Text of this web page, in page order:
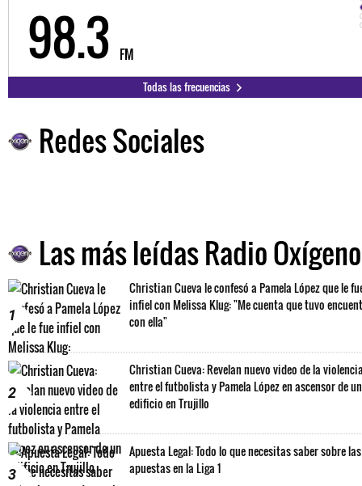
98.3 FM
Todas las frecuencias
Redes Sociales
Las más leídas Radio Oxígeno
1
Christian Cueva le confesó a Pamela López que le
infiel con Melissa Klug: "Me cuenta que tuvo
con ella"
2
Christian Cueva: Revelan nuevo video de la
entre el futbolista y Pamela López en ascensor de un
edificio en Trujillo
3
Apuesta Legal: Todo lo que necesitas saber sobre las
apuestas en la Liga 1